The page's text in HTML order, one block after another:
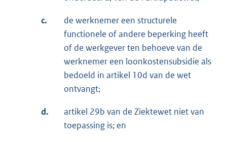
c.
de werknemer een structurele
functionele of andere beperking heeft
of de werkgever ten behoeve van de
werknemer een loonkostensubsidie als
bedoeld in artikel 10d van de wet
ontvangt;
d.
artikel 29b van de Ziektewet niet van
toepassing is; en